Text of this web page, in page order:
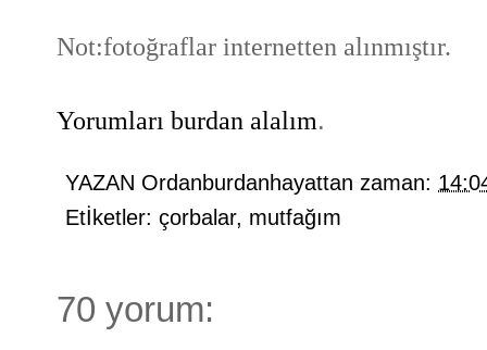
Not:fotoğraflar internetten alınmıştır.
Yorumları burdan alalım.
YAZAN Ordanburdanhayattan zaman:
Etİketler: çorbalar, mutfağım
70 yorum: